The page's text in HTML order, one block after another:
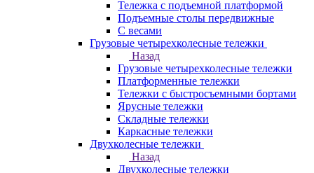
Тележка с подъемной платформой
Подъемные столы передвижные
С весами
Грузовые четырехколесные тележки
Назад
Грузовые четырехколесные тележки
Платформенные тележки
Тележки с быстросъемными бортами
Ярусные тележки
Складные тележки
Каркасные тележки
Двухколесные тележки
Назад
Двухколесные тележки